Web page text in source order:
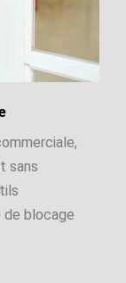
sans
blocage